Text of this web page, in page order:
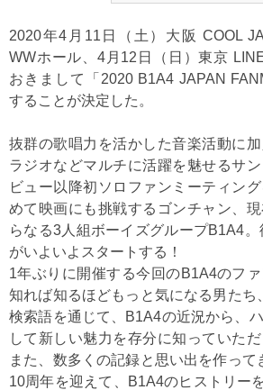
2020年4月11日（土）大阪 COOL
WWホール、4月12日（日）東京
おきまして「2020 B1A4 JAPAN
することが決定した。
抜群の歌唱力を活かした音楽活動に
ラジオなどマルチに活躍を魅せるサ
ビュー以降初ソロファンミーティン
めて映画にも挑戦するゴンチャン、
らなる3人組ボーイズグループB1A4
がいよいよスタートする！
1年ぶりに開催する今回のB1A4のファ
知れば知るほどもっと気になる男たち
検索語を通じて、B1A4の近況から、
して新しい魅力を存分に知っていただ
また、数多くの記録と思い出を作って
10周年を迎えて、B1A4のヒストリー